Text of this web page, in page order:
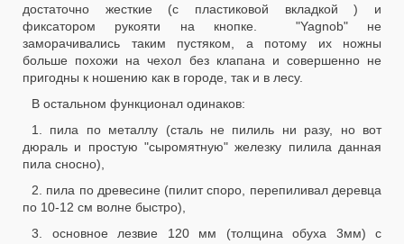
достаточно жесткие (с пластиковой вкладкой ) и
фиксатором рукояти на кнопке. "Yagnob" не
заморачивались таким пустяком, а потому их ножны
больше похожи на чехол без клапана и совершенно не
пригодны к ношению как в городе, так и в лесу.
В остальном функционал одинаков:
1. пила по металлу (сталь не пилиль ни разу, но вот
дюраль и простую "сыромятную" железку пилила данная
пила сносно),
2. пила по древесине (пилит споро, перепиливал деревца
по 10-12 см волне быстро),
3. основное лезвие 120 мм (толщина обуха 3мм) с